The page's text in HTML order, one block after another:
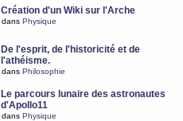
Création d'un Wiki sur l'Arche
dans Physique
De l'esprit, de l'historicité et de
l'athéisme.
dans Philosophie
Le parcours lunaire des astronautes
d'Apollo11
dans Physique